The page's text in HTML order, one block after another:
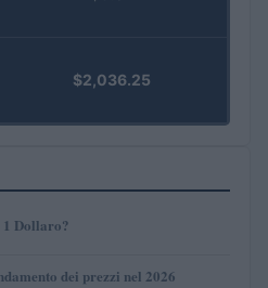
$2,036.25
Dollaro?
dei prezzi nel 2026